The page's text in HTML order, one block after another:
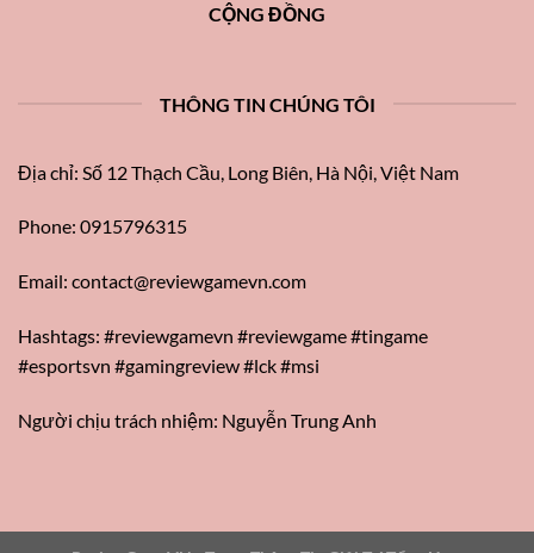
CỘNG ĐỒNG
THÔNG TIN CHÚNG TÔI
Địa chỉ: Số 12 Thạch Cầu, Long Biên, Hà Nội, Việt Nam
Phone: 0915796315
Email: contact@reviewgamevn.com
Hashtags: #reviewgamevn #reviewgame #tingame
#esportsvn #gamingreview #lck #msi
Người chịu trách nhiệm: Nguyễn Trung Anh